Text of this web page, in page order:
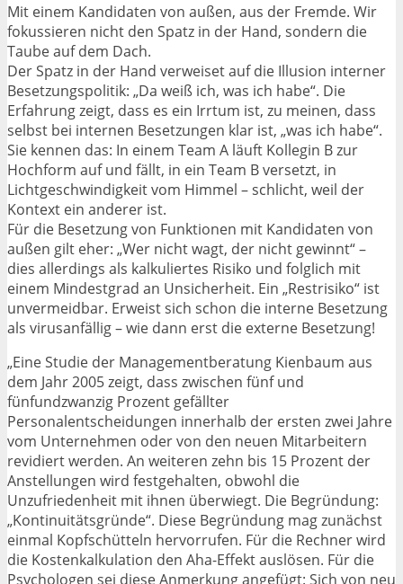
Mit einem Kandidaten von außen, aus der Fremde. Wir
fokussieren nicht den Spatz in der Hand, sondern die
Taube auf dem Dach.
Der Spatz in der Hand verweiset auf die Illusion interner
Besetzungspolitik: „Da weiß ich, was ich habe“. Die
Erfahrung zeigt, dass es ein Irrtum ist, zu meinen, dass
selbst bei internen Besetzungen klar ist, „was ich habe“.
Sie kennen das: In einem Team A läuft Kollegin B zur
Hochform auf und fällt, in ein Team B versetzt, in
Lichtgeschwindigkeit vom Himmel – schlicht, weil der
Kontext ein anderer ist.
Für die Besetzung von Funktionen mit Kandidaten von
außen gilt eher: „Wer nicht wagt, der nicht gewinnt“ –
dies allerdings als kalkuliertes Risiko und folglich mit
einem Mindestgrad an Unsicherheit. Ein „Restrisiko“ ist
unvermeidbar. Erweist sich schon die interne Besetzung
als virusanfällig – wie dann erst die externe Besetzung!
„Eine Studie der Managementberatung Kienbaum aus
dem Jahr 2005 zeigt, dass zwischen fünf und
fünfundzwanzig Prozent gefällter
Personalentscheidungen innerhalb der ersten zwei Jahre
vom Unternehmen oder von den neuen Mitarbeitern
revidiert werden. An weiteren zehn bis 15 Prozent der
Anstellungen wird festgehalten, obwohl die
Unzufriedenheit mit ihnen überwiegt. Die Begründung:
„Kontinuitätsgründe“. Diese Begründung mag zunächst
einmal Kopfschütteln hervorrufen. Für die Rechner wird
die Kostenkalkulation den Aha-Effekt auslösen. Für die
Psychologen sei diese Anmerkung angefügt: Sich von neu